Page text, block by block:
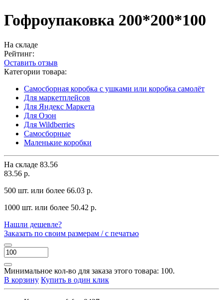
Гофроупаковка 200*200*100
На складе
Рейтинг:
Оставить отзыв
Категории товара:
Самосборная коробка с ушками или коробка самолёт
Для маркетплейсов
Для Яндекс Маркета
Для Озон
Для Wildberries
Самосборные
Маленькие коробки
На складе 83.56
83.56 р.
500 шт. или более 66.03 р.
1000 шт. или более 50.42 р.
Нашли дешевле?
Заказать по своим размерам / с печатью
Минимальное кол-во для заказа этого товара: 100.
В корзину Купить в один клик